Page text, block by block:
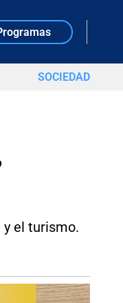
SOCIEDAD
el turismo.